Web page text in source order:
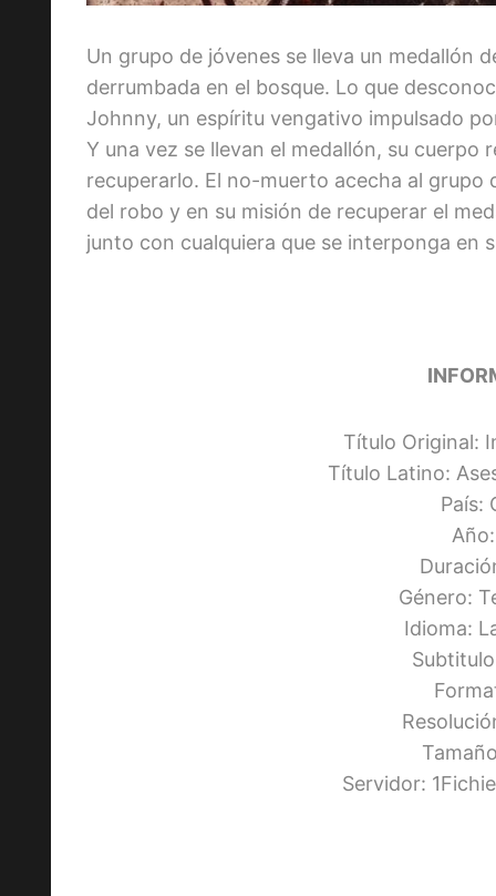
Un grupo de jóvenes se lleva un medallón
derrumbada en el bosque. Lo que
Johnny, un espíritu vengativo impulsado
Y una vez se llevan el medallón, su
recuperarlo. El no-muerto acecha al grupo
del robo y en su misión de recuperar el
junto con cualquiera que se interponga en
Título Original:
Título Latino:
País:
Género:
Idioma:
Servidor: